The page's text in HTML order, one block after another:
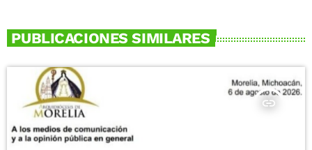
PUBLICACIONES SIMILARES
insert_link